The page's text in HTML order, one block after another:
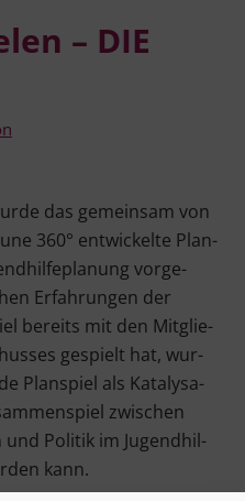
– DIE
das gemein­sam von
360° ent­wi­ckel­te Plan­
vor­ge­
Erfah­run­gen der
bereits mit den Mit­glie­
gespielt hat, wur­
Plan­spiel als Kata­ly­sa­
zwi­schen
Poli­tik im Jugend­hil­
kann.